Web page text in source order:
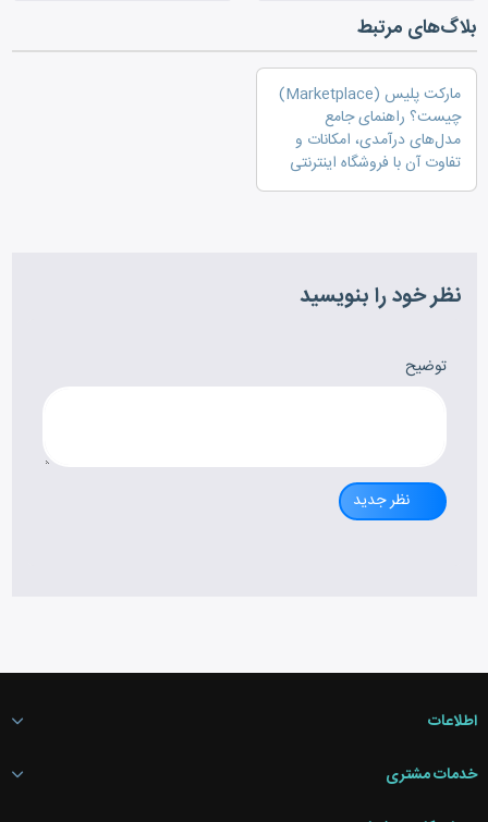
بلاگ‌های مرتبط
مارکت پلیس (Marketplace)
چیست؟ راهنمای جامع
مدل‌های درآمدی، امکانات و
تفاوت آن با فروشگاه اینترنتی
نظر خود را بنویسید
توضیح
نظر جدید
اطلاعات
خدمات مشتری